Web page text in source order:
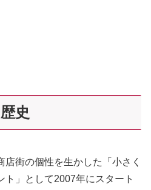
史
街の個性を生かした「小さく
ト」として2007年にスタート